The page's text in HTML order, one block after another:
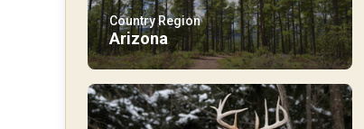
Country Region
Arizona